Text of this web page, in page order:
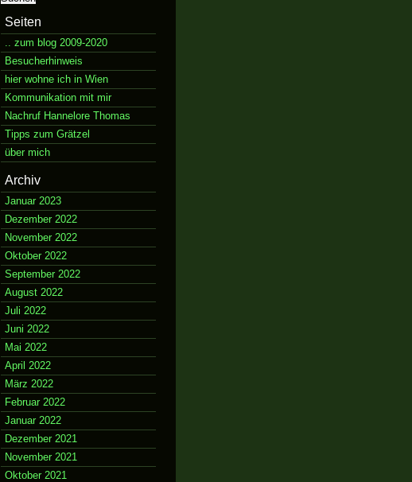
nach:
Seiten
.. zum blog 2009-2020
Besucherhinweis
hier wohne ich in Wien
Kommunikation mit mir
Nachruf Hannelore Thomas
Tipps zum Grätzel
über mich
Archiv
Januar 2023
Dezember 2022
November 2022
Oktober 2022
September 2022
August 2022
Juli 2022
Juni 2022
Mai 2022
April 2022
März 2022
Februar 2022
Januar 2022
Dezember 2021
November 2021
Oktober 2021